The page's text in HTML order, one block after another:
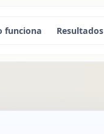
funciona Resultados